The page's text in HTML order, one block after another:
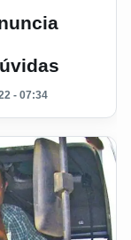
- 07:34